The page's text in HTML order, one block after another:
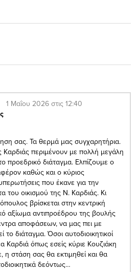
1 Μαΐου 2026 στις 12:40
σας. Τα θερμά μας συγχαρητήρια.
Καρδιάς περιμένουν με πολλή μεγάλη
προεδρικό διάταγμα. Ελπίζουμε ο
καθώς και ο κύριος
που έκανε για την
του οικισμού της Ν. Καρδιάς. Κι
βρίσκεται στην κεντρική
αξίωμα αντιπροέδρου της βουλής
αποφάσεων, να μας πει με
διάταγμα. Όσοι αυτοδιοικητικοί
Καρδιά όπως εσείς κύριε Κουζιάκη
η στάση σας θα εκτιμηθεί και θα
δεόντως…